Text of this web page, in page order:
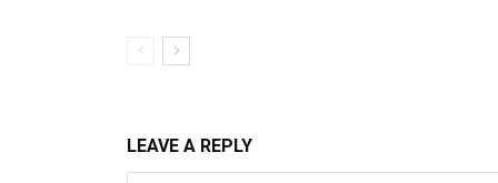
LEAVE A REPLY